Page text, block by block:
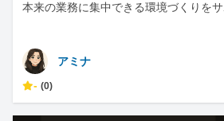
本来の業務に集中できる環境づくりを
アミナ
- (0)